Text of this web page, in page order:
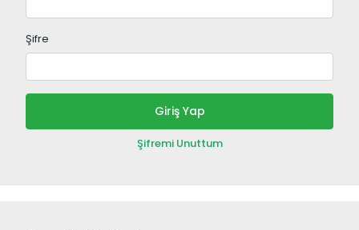
Şifre
Giriş Yap
Şifremi Unuttum